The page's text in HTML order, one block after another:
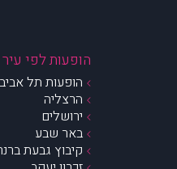
הופעות לפי עיר
הופעות תל
הרצליה
ירושלים
באר שבע
קיבוץ גבעת